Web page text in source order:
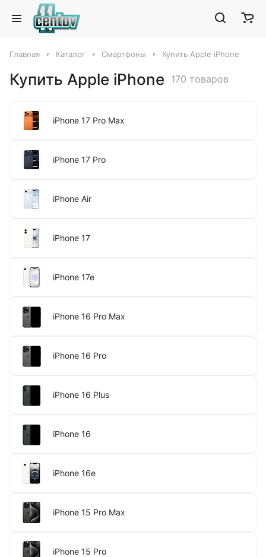
Главная Каталог Смартфоны Купить Apple iPhone
Купить Apple iPhone 170 товаров
iPhone 17 Pro Max
iPhone 17 Pro
iPhone Air
iPhone 17
iPhone 17e
iPhone 16 Pro Max
iPhone 16 Pro
iPhone 16 Plus
iPhone 16
iPhone 16e
iPhone 15 Pro Max
iPhone 15 Pro